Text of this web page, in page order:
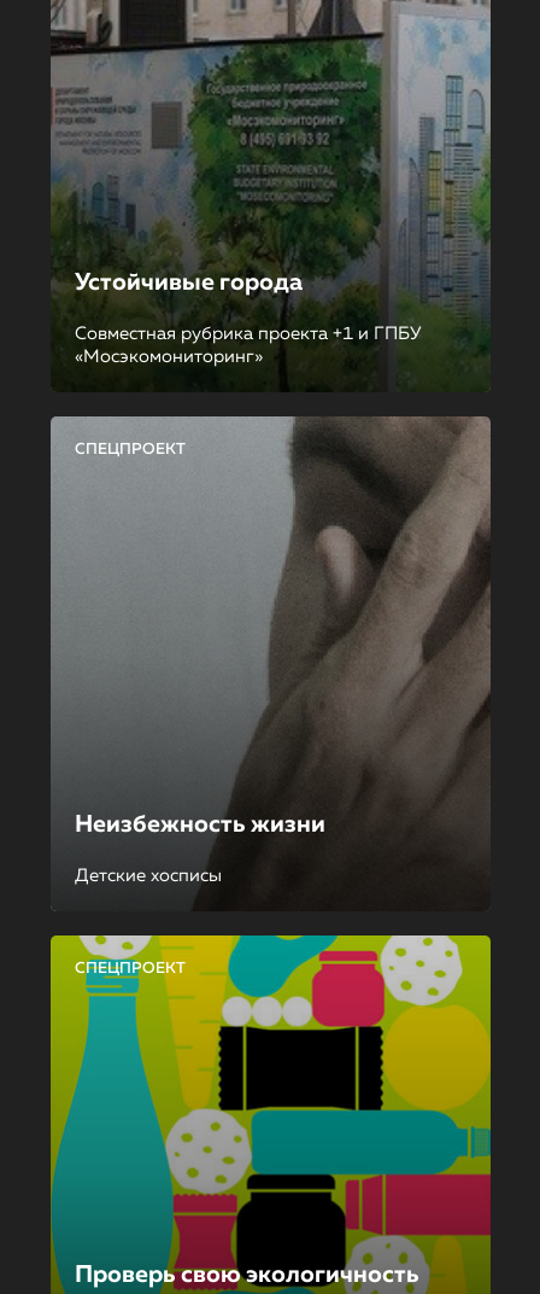
Устойчивые города
Совместная рубрика проекта +1 и ГПБУ
«Мосэкомониторинг»
СПЕЦПРОЕКТ
Неизбежность жизни
Детские хосписы
СПЕЦПРОЕКТ
Проверь свою экологичность